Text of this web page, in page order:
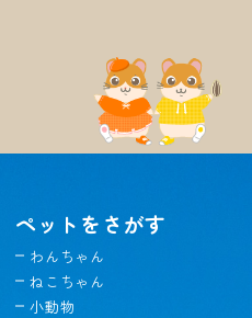
ペットをさがす
わんちゃん
ねこちゃん
小動物